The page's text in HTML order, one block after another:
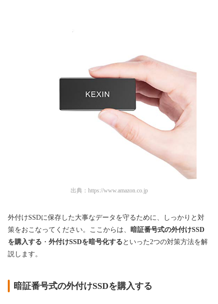
出典： https://www.amazon.co.jp
外付けSSDに保存した大事なデータを守るために、しっかりと対
策をおこなってください。ここからは、 暗証番号式の外付けSSD
を購入する ・ 外付けSSDを暗号化する といった2つの対策方法を解
説します。
暗証番号式の外付けSSDを購入する